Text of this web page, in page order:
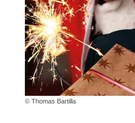
© Thomas Bartilla